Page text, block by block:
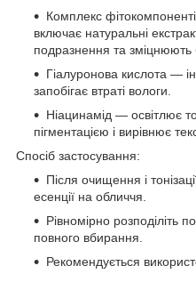
Комплекс
включає натуральні
подразнення та зміцнюють
Гіалуронова кислота —
запобігає втраті вологи.
Ніацинамід — освітлює
пігментацією і вирівнює
Спосіб застосування:
Після очищення і
есенції на обличчя.
Рівномірно розподіліть
повного вбирання.
Рекомендується